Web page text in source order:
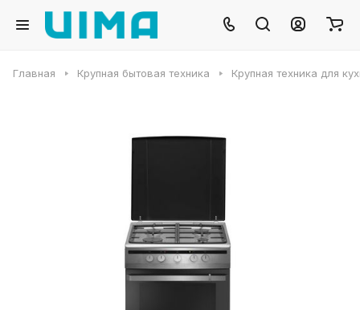
Главная Крупная бытовая техника Крупная техника для